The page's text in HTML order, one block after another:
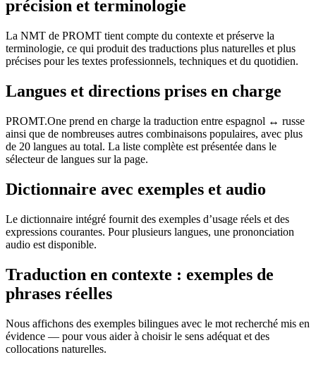
précision et terminologie
La NMT de PROMT tient compte du contexte et préserve la
terminologie, ce qui produit des traductions plus naturelles et plus
précises pour les textes professionnels, techniques et du quotidien.
Langues et directions prises en charge
PROMT.One prend en charge la traduction entre espagnol ↔ russe
ainsi que de nombreuses autres combinaisons populaires, avec plus
de 20 langues au total. La liste complète est présentée dans le
sélecteur de langues sur la page.
Dictionnaire avec exemples et audio
Le dictionnaire intégré fournit des exemples d’usage réels et des
expressions courantes. Pour plusieurs langues, une prononciation
audio est disponible.
Traduction en contexte : exemples de
phrases réelles
Nous affichons des exemples bilingues avec le mot recherché mis en
évidence — pour vous aider à choisir le sens adéquat et des
collocations naturelles.